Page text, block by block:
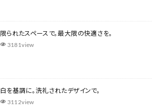
​限られたスペースで。最大限の快適さを。
3181view
白を基調に。洗礼されたデザインで。
3112view